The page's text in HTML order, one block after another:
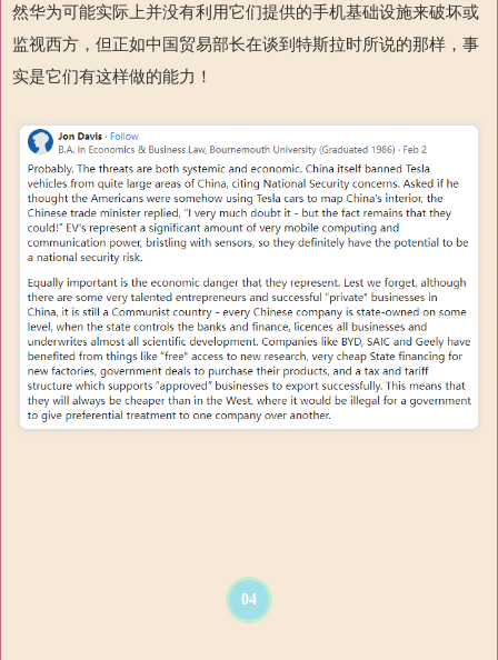
然华为可能实际上并没有利用它们提供的手机基础设施来破坏或
监视西方，但正如中国贸易部长在谈到特斯拉时所说的那样，事
实是它们有这样做的能力！
04